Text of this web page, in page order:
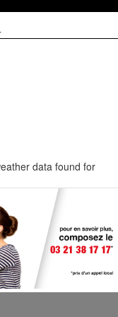
data found for